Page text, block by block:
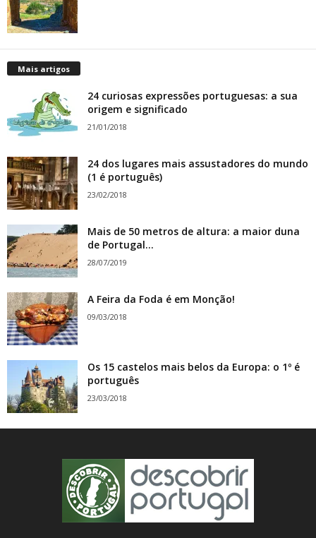
Mais artigos
24 curiosas expressões portuguesas: a sua
origem e significado
21/01/2018
24 dos lugares mais assustadores do mundo
(1 é português)
23/02/2018
Mais de 50 metros de altura: a maior duna
de Portugal...
28/07/2019
A Feira da Foda é em Monção!
09/03/2018
Os 15 castelos mais belos da Europa: o 1º é
português
23/03/2018